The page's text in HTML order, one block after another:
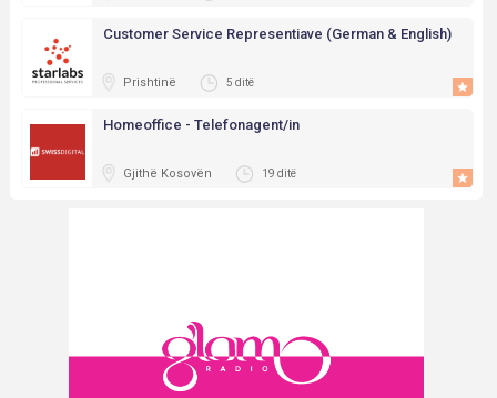
Customer Service Representiave (German & English)
Prishtinë 5 ditë
Homeoffice - Telefonagent/in
Gjithë Kosovën 19 ditë